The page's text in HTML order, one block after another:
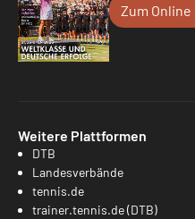
Zum Online
Weitere Plattformen
DTB
Landesverbände
tennis.de
trainer.tennis.de (DTB)